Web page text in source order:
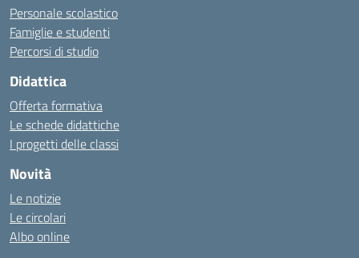
Personale scolastico
Famiglie e studenti
Percorsi di studio
Didattica
Offerta formativa
Le schede didattiche
I progetti delle classi
Novità
Le notizie
Le circolari
Albo online